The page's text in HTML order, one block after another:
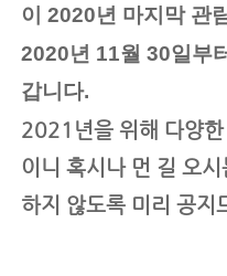
이 2020년 마지막 관
2020년 11월 30일부
갑니다.
2021년을 위해 다양
이니 혹시나 먼 길 오
하지 않도록 미리 공지